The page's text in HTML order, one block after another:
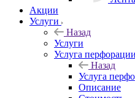
Акции
Услуги
Назад
Услуги
Услуга
Назад
Услуга
Описание